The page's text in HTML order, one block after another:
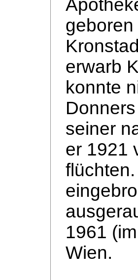
erwarb
konnte
seiner
er 1921
1961
Wien.